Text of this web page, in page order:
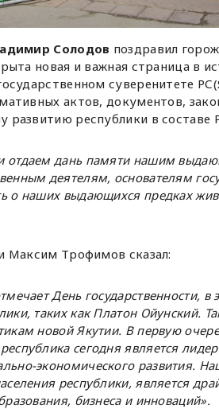
Солодов поздравил
новая и важная страница в
суверенитете
актов, документов,
развитию республики в составе
отдаем дань памяти нашим
деятелям, основателям
о наших выдающихся предках
Максим Трофимов сказал:
День государственности,
таких как Платон Ойунский.
новой Якутии. В первую
сегодня является
экономического развития.
республики, является
бизнеса и инноваций».